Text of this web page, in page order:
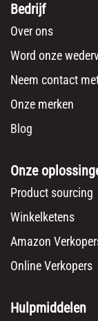
Bedrijf
Over ons
Word onze
Neem contact
Onze merken
Blog
Onze
Product sourcing
Winkelketens
Amazon
Online Verkopers
Hulpmiddelen